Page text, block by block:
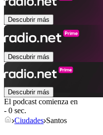
Descubrir más
Descubrir más
Descubrir más
El podcast comienza en
- 0 sec.
Ciudades Santos